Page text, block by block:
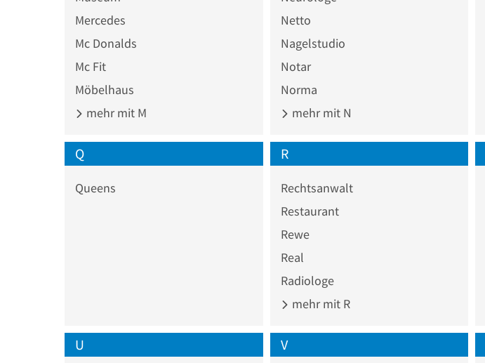
Mercedes
Mc Donalds
Mc Fit
Möbelhaus
mehr mit M
Netto
Nagelstudio
Notar
Norma
mehr mit N
Q
Queens
R
Rechtsanwalt
Restaurant
Rewe
Real
Radiologe
mehr mit R
U V